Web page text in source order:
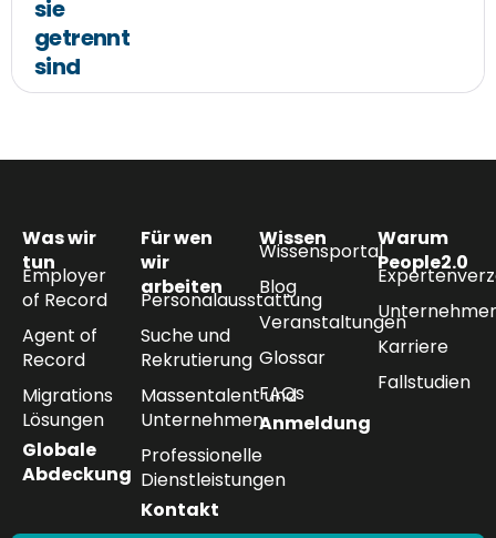
sie
getrennt
sind
Was wir
tun
Employer
of Record
Agent of
Record
Migrations
Lösungen
Globale
Abdeckung
Für wen
wir
arbeiten
Personalausstattung
Suche und
Rekrutierung
Massentalent und
Unternehmen
Professionelle
Dienstleistungen
Kontakt
Wissen
Wissensportal
Blog
Veranstaltungen
Glossar
FAQs
Anmeldung
Warum
People2.0
Karriere
Fallstudien